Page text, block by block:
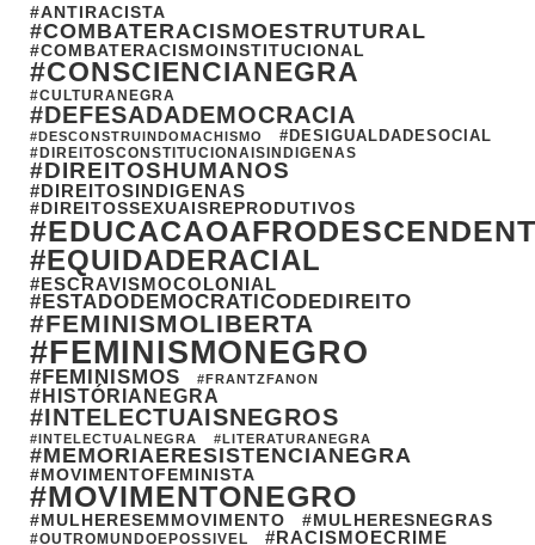
#ANTIRACISTA
#COMBATERACISMOESTRUTURAL
#COMBATERACISMOINSTITUCIONAL
#CONSCIENCIANEGRA
#CULTURANEGRA
#DEFESADADEMOCRACIA
#DESCONSTRUINDOMACHISMO #DESIGUALDADESOCIAL
#DIREITOSCONSTITUCIONAISINDIGENAS
#DIREITOSHUMANOS
#DIREITOSINDIGENAS
#DIREITOSSEXUAISREPRODUTIVOS
#EQUIDADERACIAL
#ESCRAVISMOCOLONIAL
#ESTADODEMOCRATICODEDIREITO
#FEMINISMOLIBERTA
#FEMINISMONEGRO
#FEMINISMOS #FRANTZFANON
#HISTÓRIANEGRA
#INTELECTUAISNEGROS
#INTELECTUALNEGRA #LITERATURANEGRA
#MEMORIAERESISTENCIANEGRA
#MOVIMENTOFEMINISTA
#MOVIMENTONEGRO
#MULHERESEMMOVIMENTO #MULHERESNEGRAS
#OUTROMUNDOEPOSSIVEL #RACISMOECRIME